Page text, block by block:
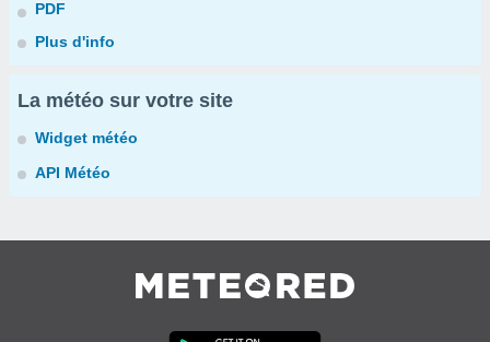
PDF
Plus d'info
La météo sur votre site
Widget météo
API Météo